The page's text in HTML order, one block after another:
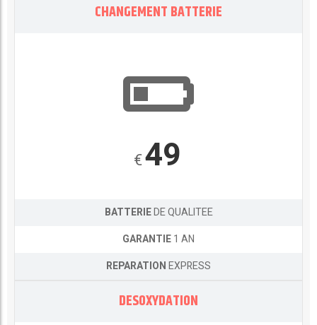
CHANGEMENT BATTERIE
€49
BATTERIEDE QUALITEE
GARANTIE1 AN
REPARATIONEXPRESS
DESOXYDATION